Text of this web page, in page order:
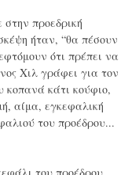
προεδρική
ήταν, “θα πέσουν
ότι πρέπει να
Χιλ γράφει για τον
κοπανά κάτι κούφιο,
αίμα, εγκεφαλική
του προέδρου...